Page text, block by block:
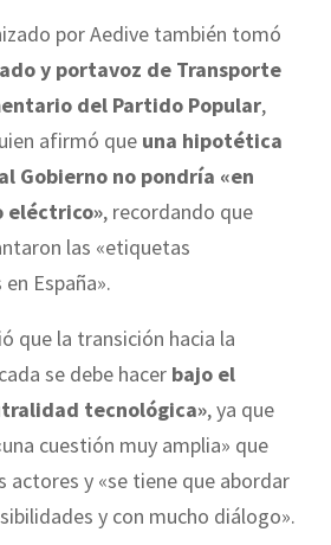
por Aedive también tomó
y portavoz de Transporte
del Partido Popular,
afirmó que una hipotética
Gobierno no pondría «en
eléctrico», recordando que
las «etiquetas
España».
que la transición hacia la
se debe hacer bajo el
tecnológica», ya que
cuestión muy amplia» que
actores y «se tiene que abordar
y con mucho diálogo».